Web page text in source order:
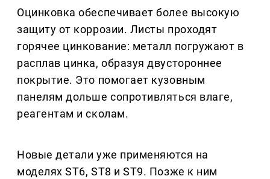
Оцинковка обеспечивает более высокую
защиту от коррозии. Листы проходят
горячее цинкование: металл погружают в
расплав цинка, образуя двустороннее
покрытие. Это помогает кузовным
панелям дольше сопротивляться влаге,
реагентам и сколам.
Новые детали уже применяются на
моделях ST6, ST8 и ST9. Позже к ним